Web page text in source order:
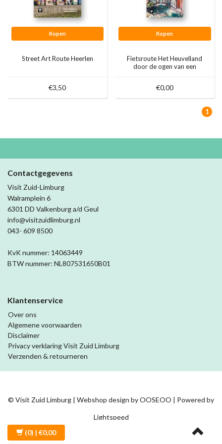
Kopen
Street Art Route Heerlen
€3,50
Kopen
Fietsroute Het Heuvelland
door de ogen van een
€0,00
1
Contactgegevens
Visit Zuid-Limburg
Walramplein 6
6301 DD Valkenburg a/d Geul
info@visitzuidlimburg.nl
043- 609 8500
KvK nummer: 14063449
BTW nummer: NL807531650B01
Klantenservice
Over ons
Algemene voorwaarden
Disclaimer
Privacy verklaring Visit Zuid Limburg
Verzenden & retourneren
© Visit Zuid Limburg | Webshop design byOOSEOO | Powered by
Lightspeed
(0) | €0,00